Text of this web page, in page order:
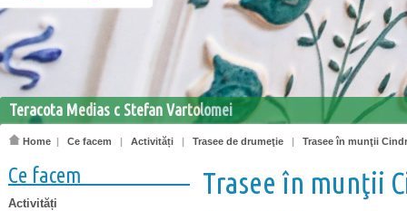
Teracota Medias c Stefan Vartolomei
Home | Ce facem | Activități | Trasee de drumeţie | Trasee în munţii
Ce facem
Activități
Trasee în munţii